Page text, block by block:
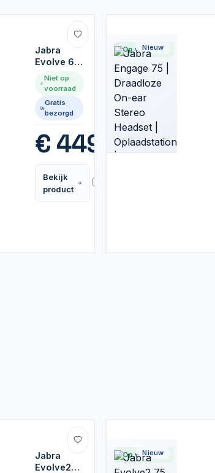
Jabra
Evolve 65
SE |
Draadloze
Stereo
Headset |
Bluetooth
| Zwart
Niet op
voorraad
Gratis
bezorgd
€ 449,99
Bekijk
product
Op voorraad
Nieuw
Jabra
Evolve2
Op voorraad
Nieuw